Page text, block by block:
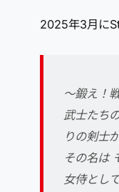
2025年3月に
～鍛え！
武士たち
りの剣士
その名は
女侍とし